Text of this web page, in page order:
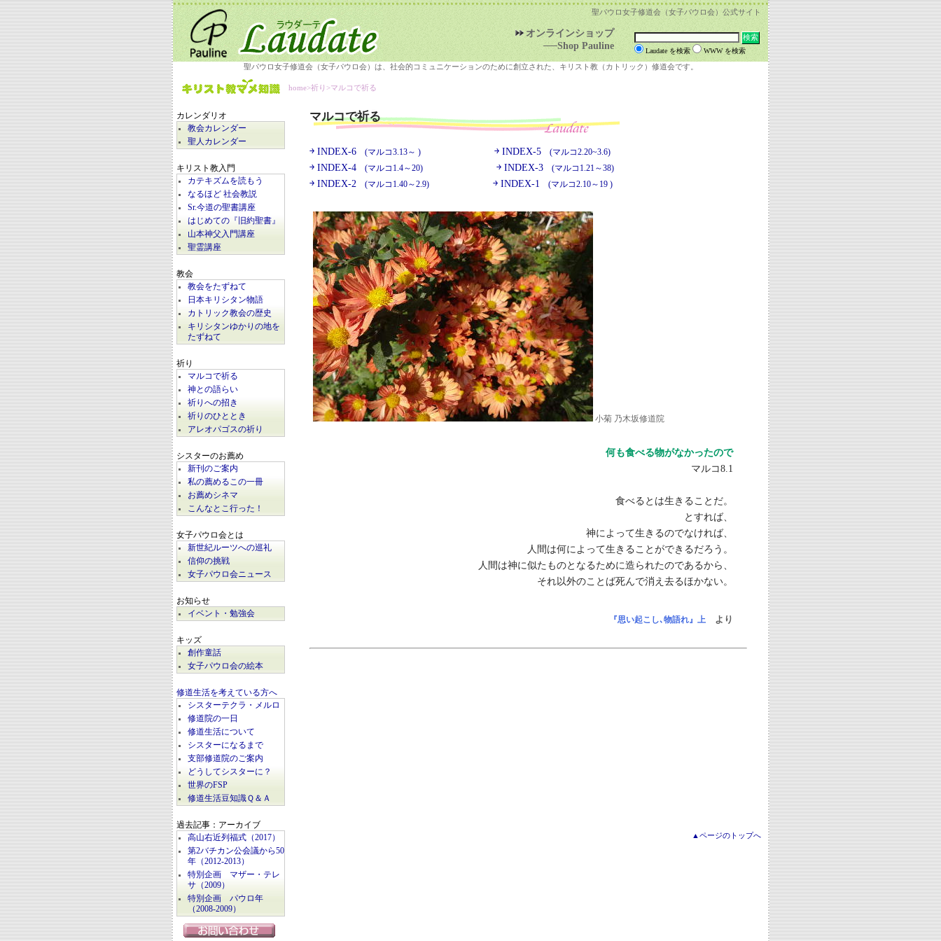
聖パウロ女子修道会（女子パウロ会）公式サイト
オンラインショップ
──Shop Pauline
Laudate を検索 WWW を検索
聖パウロ女子修道会（女子パウロ会）は、社会的コミュニケーションのために創立された、キリスト教（カトリック）修道会です。
カレンダリオ
教会カレンダー
聖人カレンダー
キリスト教入門
カテキズムを読もう
なるほど 社会教説
Sr.今道の聖書講座
はじめての『旧約聖書』
山本神父入門講座
聖霊講座
教会
教会をたずねて
日本キリシタン物語
カトリック教会の歴史
キリシタンゆかりの地を
たずねて
祈り
マルコで祈る
神との語らい
祈りへの招き
祈りのひととき
アレオパゴスの祈り
シスターのお薦め
新刊のご案内
私の薦めるこの一冊
お薦めシネマ
こんなとこ行った！
女子パウロ会とは
新世紀ルーツへの巡礼
信仰の挑戦
女子パウロ会ニュース
お知らせ
イベント・勉強会
キッズ
創作童話
女子パウロ会の絵本
修道生活を考えている方へ
シスターテクラ・メルロ
修道院の一日
修道生活について
シスターになるまで
支部修道院のご案内
どうしてシスターに？
世界のFSP
修道生活豆知識Ｑ＆Ａ
過去記事：アーカイブ
高山右近列福式（2017）
第2バチカン公会議から50
年（2012-2013）
特別企画 マザー・テレ
サ（2009）
特別企画 パウロ年
（2008-2009）
home>祈り>マルコで祈る
マルコで祈る
￫ INDEX-6 (マルコ3.13～ ) ￫ INDEX-5 (マルコ2.20~3.6)
￫ INDEX-4 (マルコ1.4～20) ￫ INDEX-3 (マルコ1.21～38)
￫ INDEX-2 (マルコ1.40～2.9) ￫ INDEX-1 (マルコ2.10～19 )
小菊 乃木坂修道院
何も食べる物がなかったので
マルコ8.1
食べるとは生きることだ。
とすれば、
神によって生きるのでなければ、
人間は何によって生きることができるだろう。
人間は神に似たものとなるために造られたのであるから、
それ以外のことば死んで消え去るほかない。
『思い起こし､物語れ』上 より
▲ページのトップへ